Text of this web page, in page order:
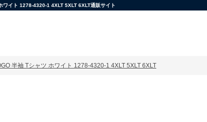
イト 1278-4320-1 4XLT 5XLT 6XLT通販サイト
半袖 Tシャツ ホワイト 1278-4320-1 4XLT 5XLT 6XLT